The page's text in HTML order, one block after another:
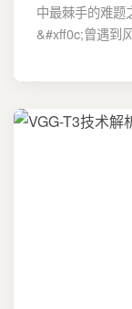
中最棘手的难题
&#xff0c;曾遇到